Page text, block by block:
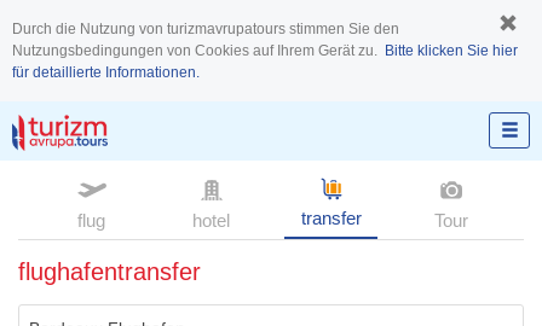
Durch die Nutzung von turizmavrupatours stimmen Sie den
Nutzungsbedingungen von Cookies auf Ihrem Gerät zu. Bitte klicken Sie hier
für detaillierte Informationen.
flug hotel transfer Tour
flughafentransfer